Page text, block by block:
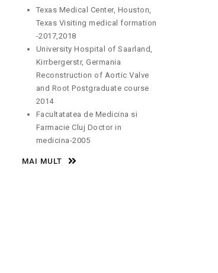
Texas Medical Center, Houston,
Texas Visiting medical formation
-2017,2018
University Hospital of Saarland,
Kirrbergerstr, Germania
Reconstruction of Aortic Valve
and Root Postgraduate course
2014
Facultatatea de Medicina si
Farmacie Cluj Doctor in
medicina-2005
MAI MULT